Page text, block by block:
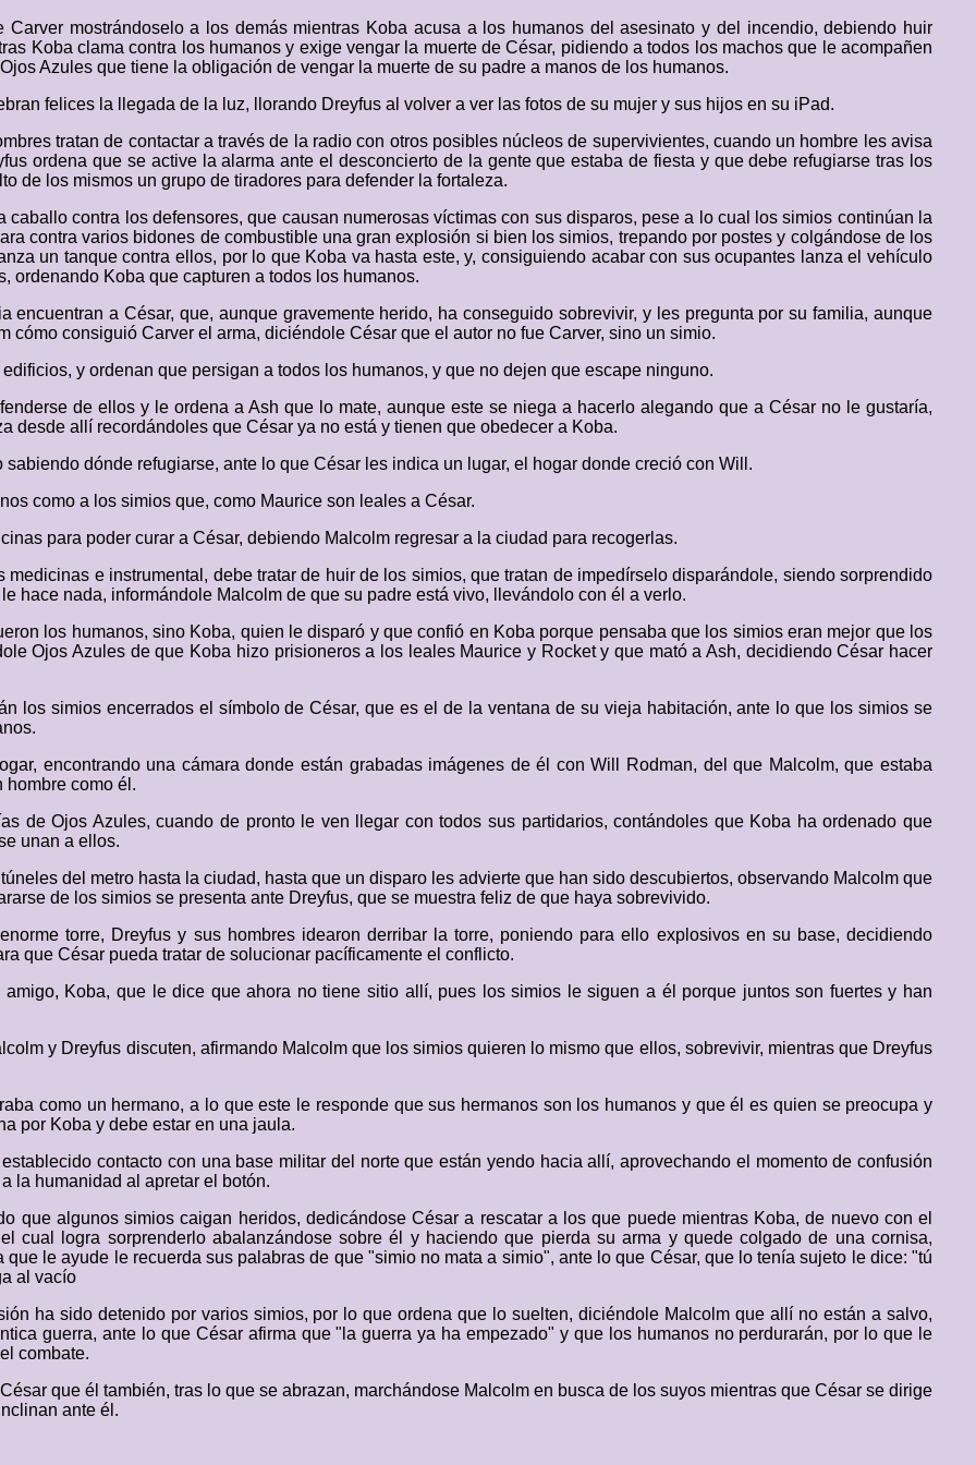
mostrándoselo a los demás mientras Koba acusa a los humanos del asesinato y del incendio, debiendo huir
Koba clama contra los humanos y exige vengar la muerte de César, pidiendo a todos los machos que le acompañen
Azules que tiene la obligación de vengar la muerte de su padre a manos de los humanos.
felices la llegada de la luz, llorando Dreyfus al volver a ver las fotos de su mujer y sus hijos en su iPad.
tratan de contactar a través de la radio con otros posibles núcleos de supervivientes, cuando un hombre les avisa
ordena que se active la alarma ante el desconcierto de la gente que estaba de fiesta y que debe refugiarse tras los
de los mismos un grupo de tiradores para defender la fortaleza.
contra los defensores, que causan numerosas víctimas con sus disparos, pese a lo cual los simios continúan la
contra varios bidones de combustible una gran explosión si bien los simios, trepando por postes y colgándose de los
un tanque contra ellos, por lo que Koba va hasta este, y, consiguiendo acabar con sus ocupantes lanza el vehículo
ordenando Koba que capturen a todos los humanos.
encuentran a César, que, aunque gravemente herido, ha conseguido sobrevivir, y les pregunta por su familia, aunque
consiguió Carver el arma, diciéndole César que el autor no fue Carver, sino un simio.
y ordenan que persigan a todos los humanos, y que no dejen que escape ninguno.
de ellos y le ordena a Ash que lo mate, aunque este se niega a hacerlo alegando que a César no le gustaría,
desde allí recordándoles que César ya no está y tienen que obedecer a Koba.
dónde refugiarse, ante lo que César les indica un lugar, el hogar donde creció con Will.
como a los simios que, como Maurice son leales a César.
para poder curar a César, debiendo Malcolm regresar a la ciudad para recogerlas.
e instrumental, debe tratar de huir de los simios, que tratan de impedírselo disparándole, siendo sorprendido
hace nada, informándole Malcolm de que su padre está vivo, llevándolo con él a verlo.
los humanos, sino Koba, quien le disparó y que confió en Koba porque pensaba que los simios eran mejor que los
Ojos Azules de que Koba hizo prisioneros a los leales Maurice y Rocket y que mató a Ash, decidiendo César hacer
los simios encerrados el símbolo de César, que es el de la ventana de su vieja habitación, ante lo que los simios se
encontrando una cámara donde están grabadas imágenes de él con Will Rodman, del que Malcolm, que estaba
hombre como él.
de Ojos Azules, cuando de pronto le ven llegar con todos sus partidarios, contándoles que Koba ha ordenado que
unan a ellos.
del metro hasta la ciudad, hasta que un disparo les advierte que han sido descubiertos, observando Malcolm que
de los simios se presenta ante Dreyfus, que se muestra feliz de que haya sobrevivido.
torre, Dreyfus y sus hombres idearon derribar la torre, poniendo para ello explosivos en su base, decidiendo
que César pueda tratar de solucionar pacíficamente el conflicto.
Koba, que le dice que ahora no tiene sitio allí, pues los simios le siguen a él porque juntos son fuertes y han
y Dreyfus discuten, afirmando Malcolm que los simios quieren lo mismo que ellos, sobrevivir, mientras que Dreyfus
como un hermano, a lo que este le responde que sus hermanos son los humanos y que él es quien se preocupa y
por Koba y debe estar en una jaula.
contacto con una base militar del norte que están yendo hacia allí, aprovechando el momento de confusión
la humanidad al apretar el botón.
que algunos simios caigan heridos, dedicándose César a rescatar a los que puede mientras Koba, de nuevo con el
cual logra sorprenderlo abalanzándose sobre él y haciendo que pierda su arma y quede colgado de una cornisa,
le ayude le recuerda sus palabras de que "simio no mata a simio", ante lo que César, que lo tenía sujeto le dice: "tú
al vacío
ha sido detenido por varios simios, por lo que ordena que lo suelten, diciéndole Malcolm que allí no están a salvo,
guerra, ante lo que César afirma que "la guerra ya ha empezado" y que los humanos no perdurarán, por lo que le
combate.
que él también, tras lo que se abrazan, marchándose Malcolm en busca de los suyos mientras que César se dirige
ante él.